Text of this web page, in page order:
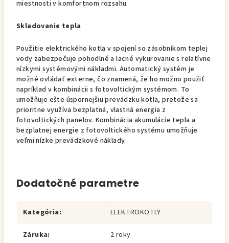
miestnosti v komfortnom rozsahu.
Skladovanie tepla
Použitie elektrického kotla v spojení so zásobníkom teplej
vody zabezpečuje pohodlné a lacné vykurovanie s relatívne
nízkymi systémovými nákladmi. Automatický systém je
možné ovládať externe, čo znamená, že ho možno použiť
napríklad v kombinácii s fotovoltickým systémom. To
umožňuje ešte úspornejšiu prevádzku kotla, pretože sa
prioritne využíva bezplatná, vlastná energia z
fotovoltických panelov. Kombinácia akumulácie tepla a
bezplatnej energie z fotovoltického systému umožňuje
veľmi nízke prevádzkové náklady.
Dodatočné parametre
Kategória: ELEKTROKOTLY
Záruka: 2 roky